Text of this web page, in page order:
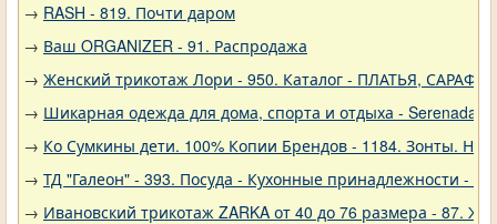
→ RASH - 819. Почти даром
→ Ваш ORGANIZER - 91. Распродажа
→ Женский трикотаж Лори - 950. Каталог - ПЛАТЬЯ,
→ Шикарная одежда для дома, спорта и отдыха - Serenada -
→ Ко Сумкины дети. 100% Копии Брендов - 1184. Зонты.
→ ТД "Галеон" - 393. Посуда - Кухонные принадлежности -
→ Ивановский трикотаж ZARKA от 40 до 76 размера - 87.